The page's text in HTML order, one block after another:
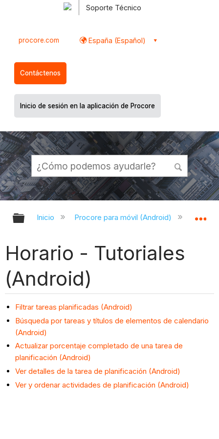
Soporte Técnico
procore.com España (Español)
Contáctenos
Inicio de sesión en la aplicación de Procore
Expandir/contraer jerarquía global
Inicio Procore para móvil (Android)
Horario - Tutoriales
(Android)
Filtrar tareas planificadas (Android)
Búsqueda por tareas y títulos de elementos de calendario
(Android)
Actualizar porcentaje completado de una tarea de
planificación (Android)
Ver detalles de la tarea de planificación (Android)
Ver y ordenar actividades de planificación (Android)